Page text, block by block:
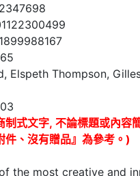
Elspeth Thompson,
制式文字, 不論標題或內容
件、沒有贈品』為參考。)
the most creative and